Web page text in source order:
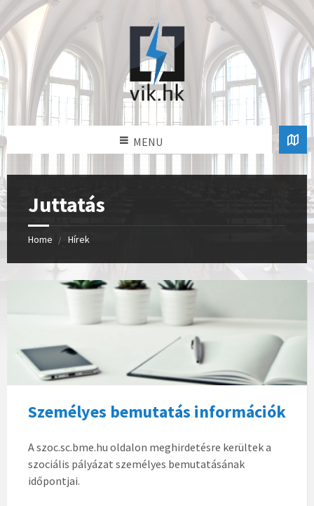
MENU
Juttatás
Home Hírek
Személyes bemutatás információk
A szoc.sc.bme.hu oldalon meghirdetésre kerültek a
szociális pályázat személyes bemutatásának
időpontjai.